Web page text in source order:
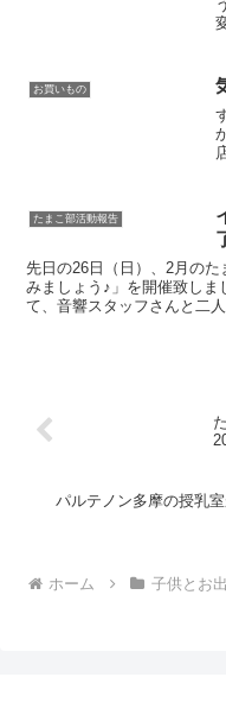
お買いもの
たまこ部活動報告
先日の26日（日）、2月の
みましょう♪」を開催致しま
て、音響スタッフさんと二
パルテノン多摩の授乳
ホーム 子供とお